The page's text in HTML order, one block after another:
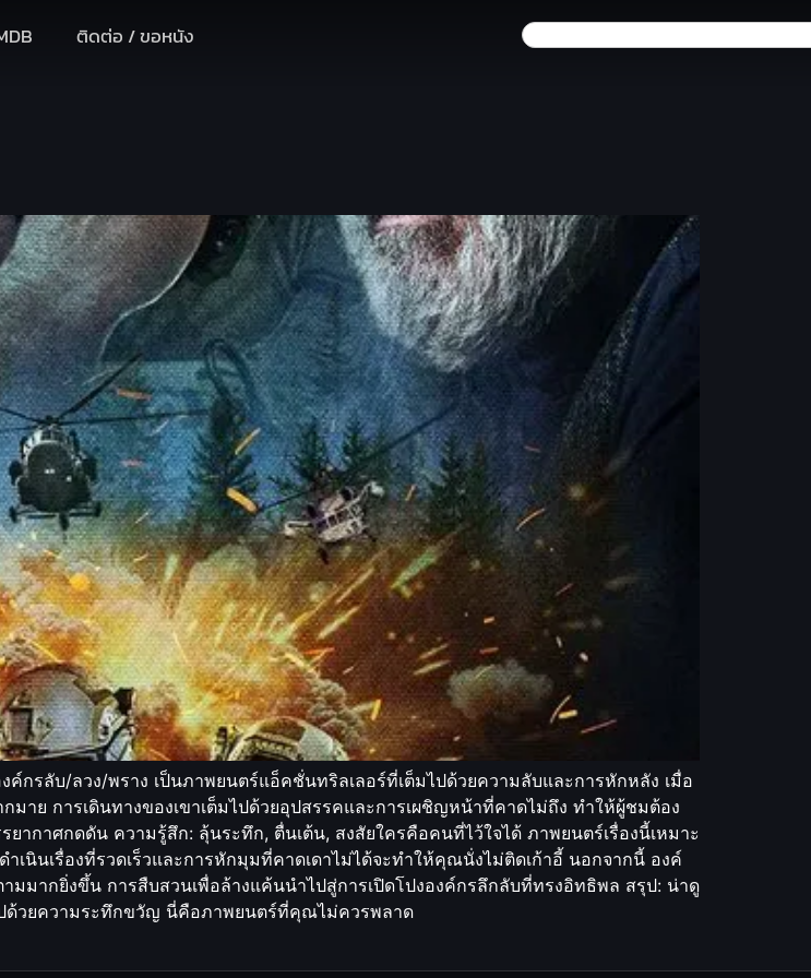
ติดต่อ / ขอหนัง
กรลับ/ลวง/พราง เป็นภาพยนตร์แอ็คชั่นทริลเลอร์ที่เต็มไปด้วยความลับและการหักหลัง เมื่อ
าย การเดินทางของเขาเต็มไปด้วยอุปสรรคและการเผชิญหน้าที่คาดไม่ถึง ทำให้ผู้ชมต้อง
กาศกดดัน ความรู้สึก: ลุ้นระทึก, ตื่นเต้น, สงสัยใครคือคนที่ไว้ใจได้ ภาพยนตร์เรื่องนี้เหมาะ
นเรื่องที่รวดเร็วและการหักมุมที่คาดเดาไม่ได้จะทำให้คุณนั่งไม่ติดเก้าอี้ นอกจากนี้ องค์
มมากยิ่งขึ้น การสืบสวนเพื่อล้างแค้นนำไปสู่การเปิดโปงองค์กรลึกลับที่ทรงอิทธิพล สรุป: น่าดู
ด้วยความระทึกขวัญ นี่คือภาพยนตร์ที่คุณไม่ควรพลาด